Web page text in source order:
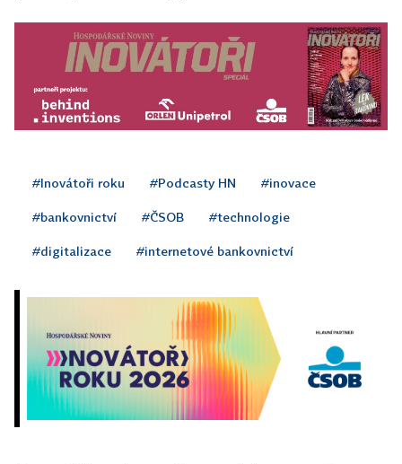
#Inovátoři roku #Podcasty HN #inovace
#bankovnictví #ČSOB #technologie
#digitalizace #internetové bankovnictví